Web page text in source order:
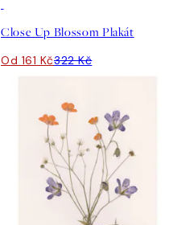
Close Up Blossom Plakát
Od 161 Kč322 Kč